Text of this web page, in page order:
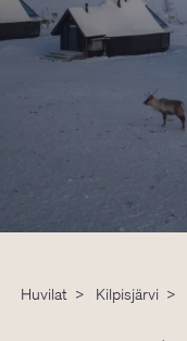
Huvilat > Kilpisjärvi >